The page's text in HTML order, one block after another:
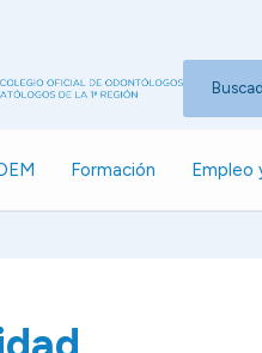
Formación Empleo